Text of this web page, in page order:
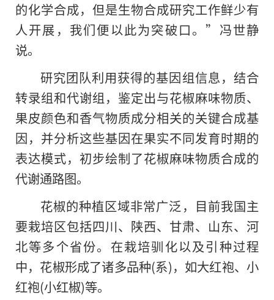
的化学合成，但是生物合成研究工作鲜少有
人开展，我们便以此为突破口。”冯世静
说。
研究团队利用获得的基因组信息，结合
转录组和代谢组，鉴定出与花椒麻味物质、
果皮颜色和香气物质成分相关的关键合成基
因，并分析这些基因在果实不同发育时期的
表达模式，初步绘制了花椒麻味物质合成的
代谢通路图。
花椒的种植区域非常广泛，目前我国主
要栽培区包括四川、陕西、甘肃、山东、河
北等多个省份。在栽培驯化以及引种过程
中，花椒形成了诸多品种(系)，如大红袍、小
红袍(小红椒)等。